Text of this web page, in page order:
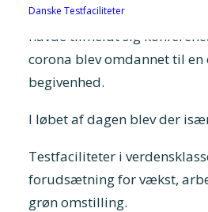
Danske Testfaciliteter
testland i den grønne
havde tilmeldt sig
corona blev omdannet til en
begivenhed.
I løbet af dagen blev der
Testfaciliteter i
forudsætning for vækst,
grøn omstilling.